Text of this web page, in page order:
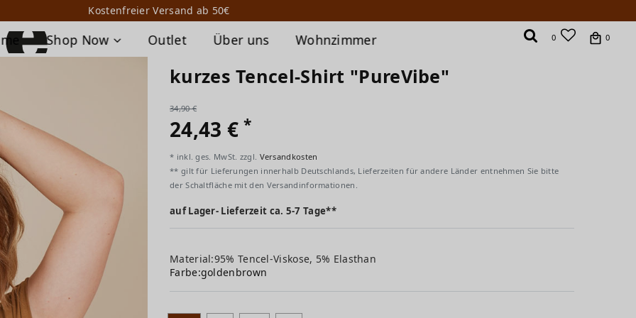
Kostenfreier Versand ab 50€
Shop Now Outlet Über uns Wohnzimmer 0 0
kurzes Tencel-Shirt "PureVibe"
34,90 €
24,43 €*
* inkl. ges. MwSt. zzgl. Versandkosten
** gilt für Lieferungen innerhalb Deutschlands, Lieferzeiten für andere Länder entnehmen Sie bitte
der Schaltfläche mit den Versandinformationen.
auf Lager- Lieferzeit ca. 5-7 Tage**
Material:95% Tencel-Viskose, 5% Elasthan
Farbe:goldenbrown